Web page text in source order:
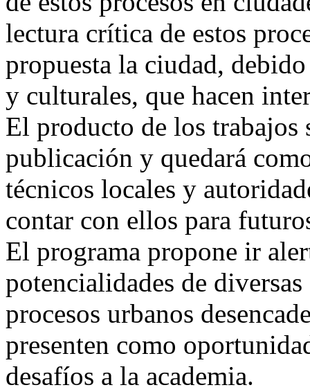
lectura crítica de estos
propuesta la ciudad,
y culturales, que hacen
El producto de los trabajos
publicación y quedará
técnicos locales y
contar con ellos para
El programa propone ir
potencialidades de
procesos urbanos
presenten como
desafíos a la academia.